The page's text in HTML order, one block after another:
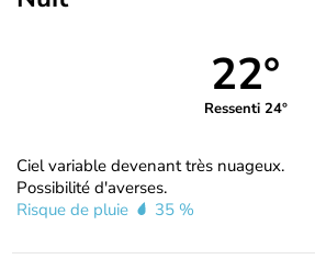
22°
Ressenti 24°
Ciel variable devenant très nuageux.
Possibilité d'averses.
Risque de pluie
35 %